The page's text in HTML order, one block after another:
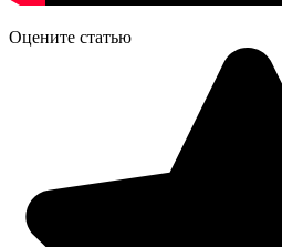
Оцените статью